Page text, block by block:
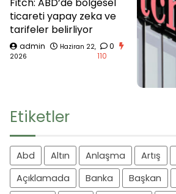
ticareti yapay zeka ve
tarifeler belirliyor
admin
Haziran 22,
2026
0
110
Etiketler
Abd Altın Anlaşma Artış
Açıklamada
Banka Başkan